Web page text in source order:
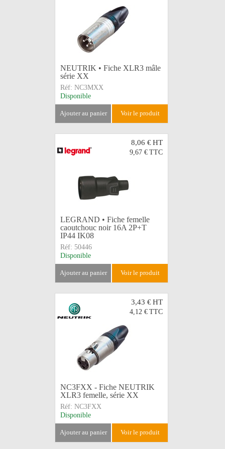
NEUTRIK • Fiche XLR3 mâle
série XX
Réf: NC3MXX
Disponible
ajouter au panier voir le produit
8,06 €HT
9,67 € TTC
LEGRAND • Fiche femelle
caoutchouc noir 16A 2P+T
IP44 IK08
Réf: 50446
Disponible
ajouter au panier voir le produit
3,43 €HT
4,12 € TTC
NC3FXX - Fiche NEUTRIK
XLR3 femelle, série XX
Réf: NC3FXX
Disponible
ajouter au panier voir le produit